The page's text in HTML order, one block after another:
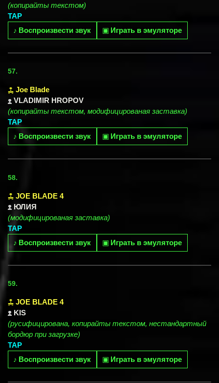
(копирайты текстом)
TAP
♪ Воспроизвести звук ▣ Играть в эмуляторе
57.
Joe Blade
VLADIMIR HROPOV
(копирайты текстом, модифицированая заставка)
TAP
♪ Воспроизвести звук ▣ Играть в эмуляторе
58.
JOE BLADE 4
ЮЛИЯ
(модифицированая заставка)
TAP
♪ Воспроизвести звук ▣ Играть в эмуляторе
59.
JOE BLADE 4
KIS
(русифицирована, копирайты текстом, нестандартный
бордюр при загрузке)
TAP
♪ Воспроизвести звук ▣ Играть в эмуляторе